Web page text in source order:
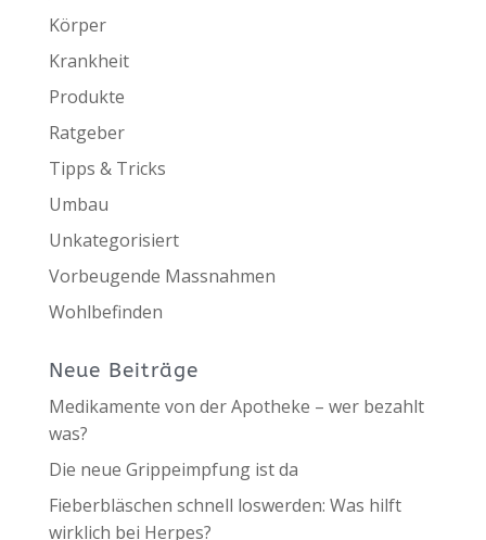
Körper
Krankheit
Produkte
Ratgeber
Tipps & Tricks
Umbau
Unkategorisiert
Vorbeugende Massnahmen
Wohlbefinden
Neue Beiträge
Medikamente von der Apotheke – wer bezahlt
was?
Die neue Grippeimpfung ist da
Fieberbläschen schnell loswerden: Was hilft
wirklich bei Herpes?